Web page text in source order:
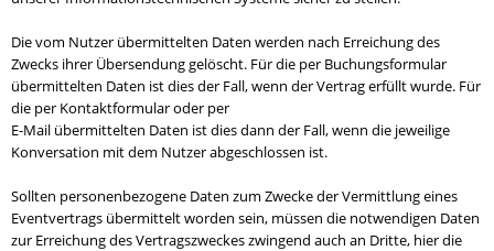
Die vom Nutzer übermittelten Daten werden nach Erreichung des
Zwecks ihrer Übersendung gelöscht. Für die per Buchungsformular
übermittelten Daten ist dies der Fall, wenn der Vertrag erfüllt wurde. Für
die per Kontaktformular oder per
E-Mail übermittelten Daten ist dies dann der Fall, wenn die jeweilige
Konversation mit dem Nutzer abgeschlossen ist.
Sollten personenbezogene Daten zum Zwecke der Vermittlung eines
Eventvertrags übermittelt worden sein, müssen die notwendigen Daten
zur Erreichung des Vertragszweckes zwingend auch an Dritte, hier die